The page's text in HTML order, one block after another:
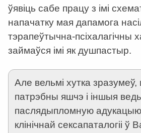
ўявіць сабе працу з імі
напачатку мая дапамога
тэрапеўтычна-псіхалагічны
займаўся імі як душпастыр.
Але вельмі хутка
патрэбны яшчэ і іншыя
паслядыпломную адукацыю
клінічнай сексапаталогіі ў